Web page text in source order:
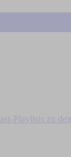
Playlists zu